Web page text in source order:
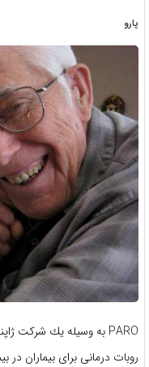
پارو
روبات درمانی برای بیماران